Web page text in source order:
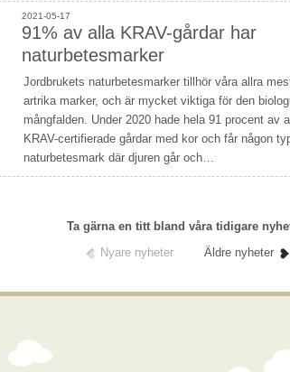
2021-05-17
91% av alla KRAV-gårdar har
naturbetesmarker
Jordbrukets naturbetesmarker tillhör våra allra
artrika marker, och är mycket viktiga för den
mångfalden. Under 2020 hade hela 91 procent av
KRAV-certifierade gårdar med kor och får någon
naturbetesmark där djuren går och…
Ta gärna en titt bland våra tidigare
Nyare nyheter
Äldre nyheter